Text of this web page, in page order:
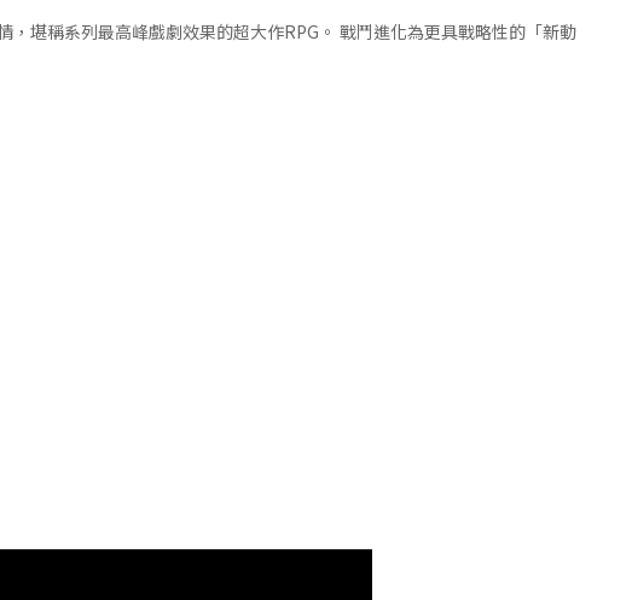
堪稱系列最高峰戲劇效果的超大作RPG。 戰鬥進化為更具戰略性的「新動